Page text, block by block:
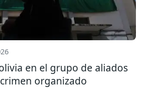
en el grupo de aliados
organizado